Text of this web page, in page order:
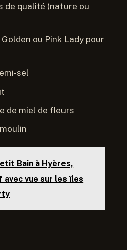
de qualité (nature ou
ou Pink Lady pour
sel
de miel de fleurs
Bain à Hyères,
vue sur les îles